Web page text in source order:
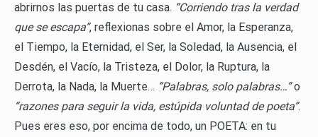
abrirnos las puertas de tu casa. “Corriendo tras la verdad
que se escapa”, reflexionas sobre el Amor, la Esperanza,
el Tiempo, la Eternidad, el Ser, la Soledad, la Ausencia, el
Desdén, el Vacío, la Tristeza, el Dolor, la Ruptura, la
Derrota, la Nada, la Muerte… “Palabras, solo palabras…”o
“razones para seguir la vida, estúpida voluntad de poeta”.
Pues eres eso, por encima de todo, un POETA: en tu